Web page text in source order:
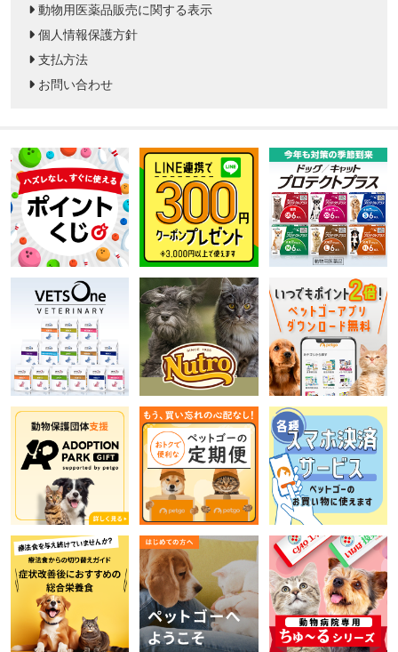
動物用医薬品販売に関する表示
個人情報保護方針
支払方法
お問い合わせ